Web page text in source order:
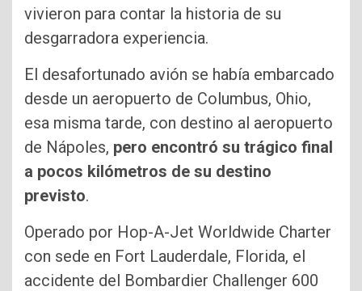
vivieron para contar la historia de su
desgarradora experiencia.
El desafortunado avión se había embarcado
desde un aeropuerto de Columbus, Ohio,
esa misma tarde, con destino al aeropuerto
de Nápoles, pero encontró su trágico final
a pocos kilómetros de su destino
previsto.
Operado por Hop-A-Jet Worldwide Charter
con sede en Fort Lauderdale, Florida, el
accidente del Bombardier Challenger 600